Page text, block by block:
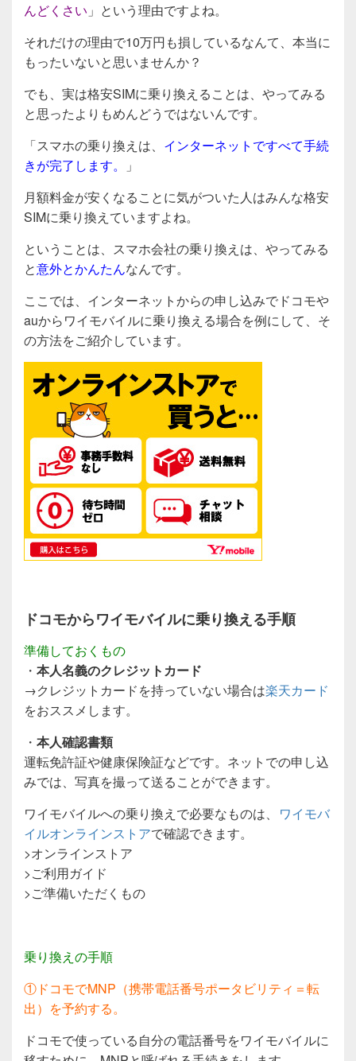
んどくさい 」という理由ですよね。
それだけの理由で10万円も損しているなんて、本当に
もったいないと思いませんか？
でも、実は格安SIMに乗り換えることは、やってみる
と思ったよりもめんどうではないんです。
「スマホの乗り換えは、 インターネットですべて手続
きが完了します。
」
月額料金が安くなることに気がついた人はみんな格安
SIMに乗り換えていますよね。
ということは、スマホ会社の乗り換えは、やってみる
と意外とかんたんなんです。
ここでは、インターネットからの申し込みでドコモや
auからワイモバイルに乗り換える場合を例にして、そ
の方法をご紹介しています。
ドコモからワイモバイルに乗り換える手順
準備しておくもの
・ 本人名義のクレジットカード
→クレジットカードを持っていない場合は楽天カード
をおススメします。
・ 本人確認書類
運転免許証や健康保険証などです。ネットでの申し込
みでは、写真を撮って送ることができます。
ワイモバイルへの乗り換えで必要なものは、
ワイモバ
イルオンラインストアで確認できます。
>オンラインストア
>ご利用ガイド
>ご準備いただくもの
乗り換えの手順
①ドコモでMNP（携帯電話番号ポータビリティ＝転
出）を予約する。
ドコモで使っている自分の電話番号をワイモバイルに